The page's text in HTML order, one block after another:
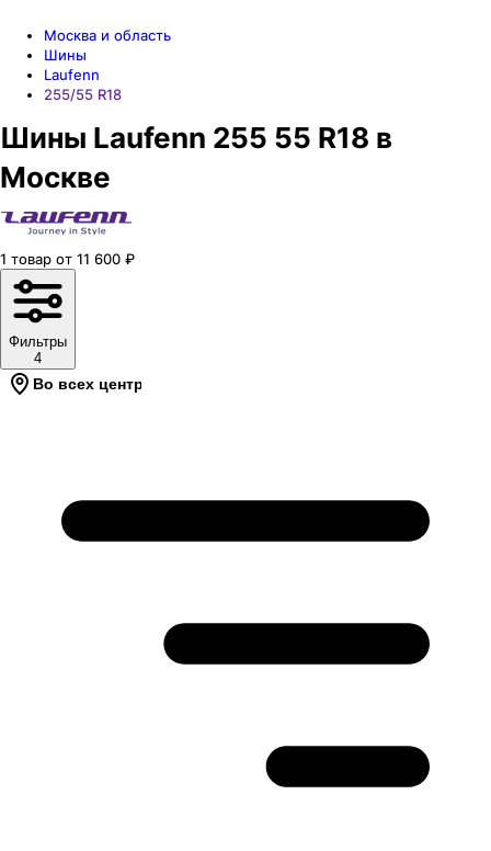
Москва и область
Шины
Laufenn
255/55 R18
Шины Laufenn 255 55 R18 в
Москве
1 товар от 11 600 ₽
Фильтры
4
Во всех центрах